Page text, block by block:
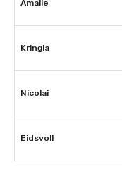
Amalie
Kringla
Nicolai
Eidsvoll